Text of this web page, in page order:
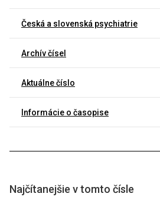
Česká a slovenská psychiatrie
Archív čísel
Aktuálne číslo
Informácie o časopise
Najčítanejšie v tomto čísle